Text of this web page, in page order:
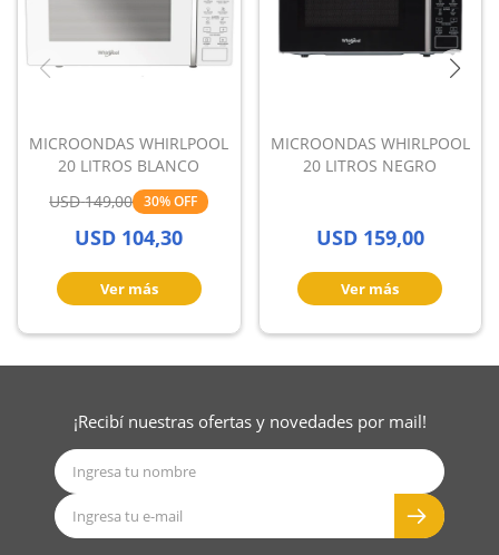
MICROONDAS WHIRLPOOL
20 LITROS BLANCO
USD 149,00 30
USD 104,30
MICROONDAS WHIRLPOOL
20 LITROS NEGRO
USD 159,00
¡Recibí nuestras ofertas y novedades por mail!